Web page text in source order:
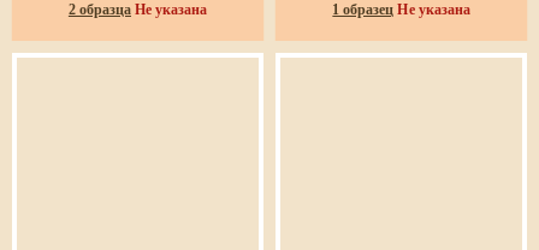
2 образца Не указана
1 образец Не указана